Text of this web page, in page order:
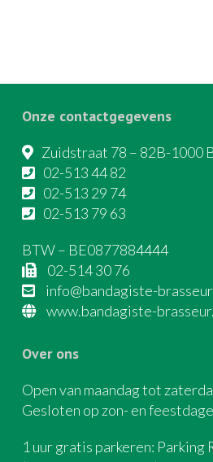
Onze contactgegevens
Zuidstraat 78 – 82B-1000
02-513 44 82
02-513 29 74
02-513 79 63
BTW – BE0877884444
02-514 30 76
info@bandagiste-
www.bandagiste-
Over ons
Open van maandag tot
Gesloten op zon- en
1 uur gratis parkeren: Parking